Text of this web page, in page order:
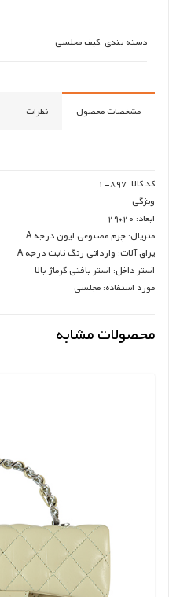
دسته بندی :کیف مجلسی
مشخصات محصول نظرات
کد کالا 897-1
ویژگی
ابعاد: 20*29
متریال: چرم مصنوعی لیون درجه A
یراق آلات: وارداتی رنگ ثابت درجه A
آستر داخل: آستر بافتی گرماژ بالا
مورد استفاده: مجلسی
محصولات مشابه